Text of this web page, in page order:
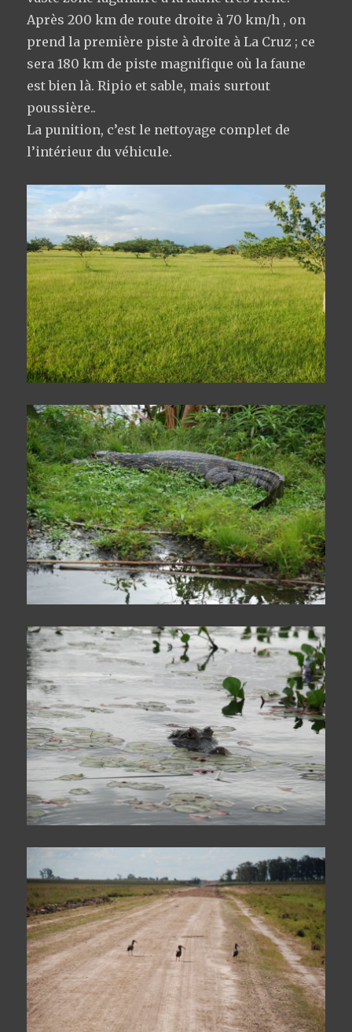
Après 200 km de route droite à 70 km/h , on
prend la première piste à droite à La Cruz ; ce
sera 180 km de piste magnifique où la faune
est bien là. Ripio et sable, mais surtout
poussière..
La punition, c’est le nettoyage complet de
l’intérieur du véhicule.